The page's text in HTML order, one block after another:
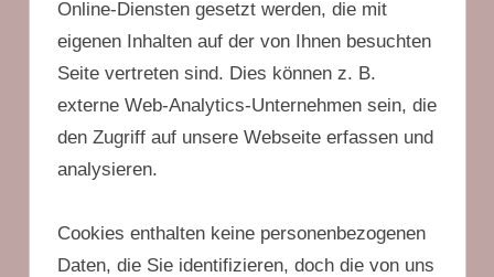
Online-Diensten gesetzt werden, die mit
eigenen Inhalten auf der von Ihnen besuchten
Seite vertreten sind. Dies können z. B.
externe Web-Analytics-Unternehmen sein, die
den Zugriff auf unsere Webseite erfassen und
analysieren.
Cookies enthalten keine personenbezogenen
Daten, die Sie identifizieren, doch die von uns